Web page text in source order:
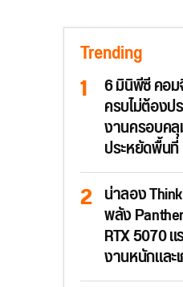
Trending
6 มินิพีซี คอ
ครบไม่ต้องป
งานครอบค
ประหยัดพื้นที่
น่าลอง
พลัง
RTX 5070
งานหนักและ